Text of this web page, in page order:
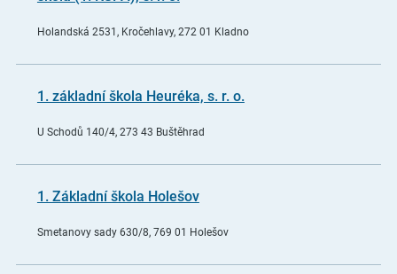
Holandská 2531, Kročehlavy, 272 01 Kladno
1. základní škola Heuréka, s. r. o.
U Schodů 140/4, 273 43 Buštěhrad
1. Základní škola Holešov
Smetanovy sady 630/8, 769 01 Holešov